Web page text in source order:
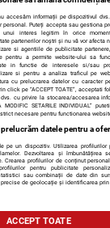
noi
a 250 de semne. Nici o
firme de
accesăm informații pe dispozitivul
personal. Puteți accepta sau gestiona
unui interes legitim în orice
partenerilor noștri și nu vă vor afecta
si agentiile de publicitate
pentru a permite website-ului sa
in functie de interesele si/sau
si pentru a analiza traficul pe
cu prelucrarea datelor cu caracter
click pe “ACCEPT TOATE”, acceptati
cu privire la stocarea/accesarea
SETARILE INDIVIDUAL”
necesare pentru functionarea
datele pentru a
pe un dispozitiv. Utilizarea profilurilor
Dezvoltarea și îmbunătățirea
Crearea profilurilor de conținut
pentru publicitate
sau combinații de date din
de geolocație și identificarea
ACCEPT TOATE